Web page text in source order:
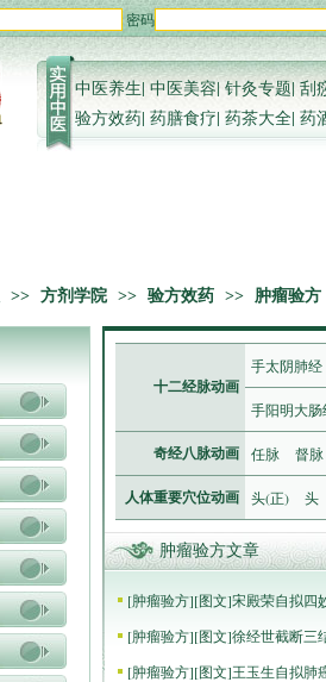
密码
中医养生|中医美容|针灸专题|刮
验方效药| 药膳食疗| 药茶大全| 药
>> 方剂学院 >> 验方效药 >> 肿瘤验方
十二经脉动画
手太阴肺经
手阳明大肠
奇经八脉动画 任脉 督脉
人体重要穴位动画 头(正) 头
肿瘤验方文章
[肿瘤验方][图文]宋殿荣自拟四
[肿瘤验方][图文]徐经世截断三
[肿瘤验方][图文]王玉生自拟肺